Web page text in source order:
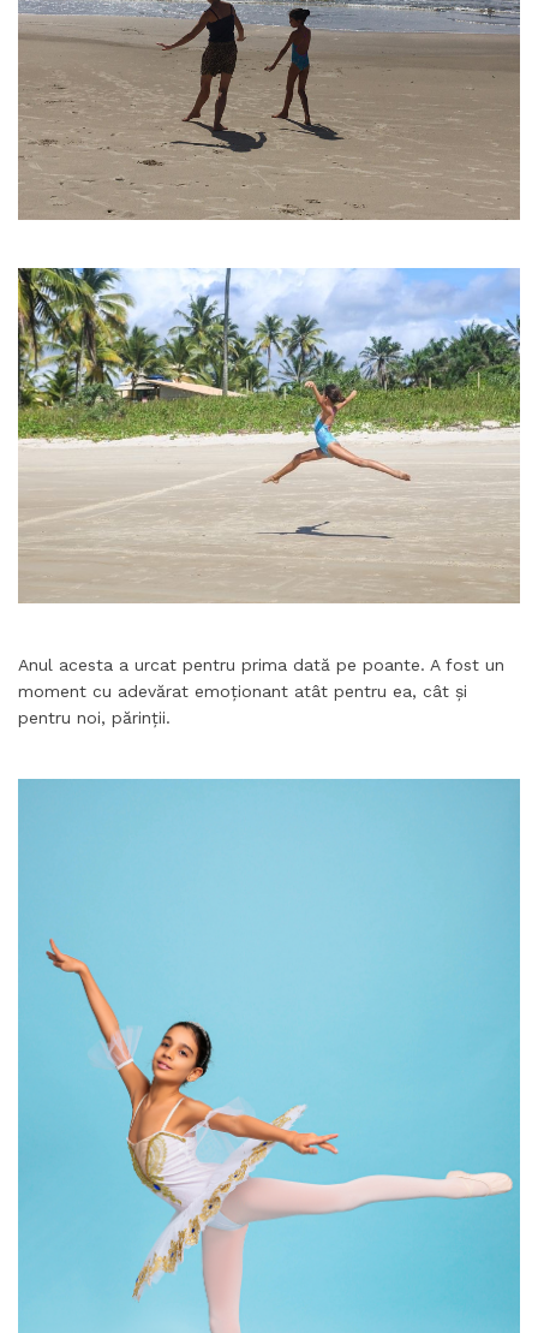
Anul acesta a urcat pentru prima dată pe poante. A fost un
moment cu adevărat emoționant atât pentru ea, cât și
pentru noi, părinții.